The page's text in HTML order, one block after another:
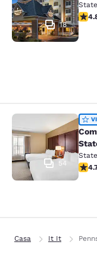
18
Comfort
54
Casa It It